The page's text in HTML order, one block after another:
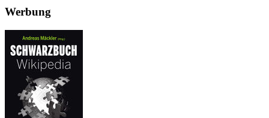
Werbung